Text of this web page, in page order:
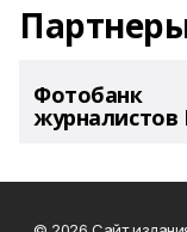
Фотобанк
журналистов